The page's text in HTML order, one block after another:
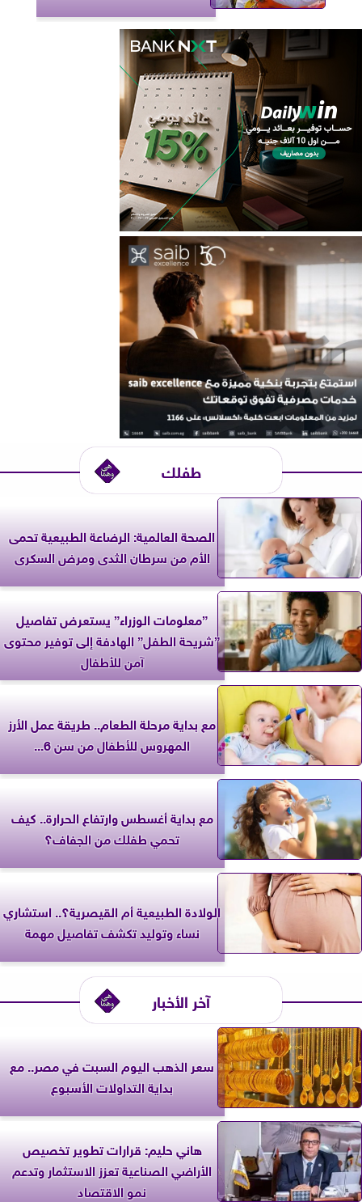
طفلك
الصحة العالمية: الرضاعة الطبيعية تحمى
الأم من سرطان الثدى ومرض السكرى
”معلومات الوزراء” يستعرض تفاصيل
”شريحة الطفل” الهادفة إلى توفير محتوى
آمن للأطفال
مع بداية مرحلة الطعام.. طريقة عمل الأرز
المهروس للأطفال من سن 6...
مع بداية أغسطس وارتفاع الحرارة.. كيف
تحمي طفلك من الجفاف؟
الولادة الطبيعية أم القيصرية؟.. استشاري
نساء وتوليد تكشف تفاصيل مهمة
آخر الأخبار
سعر الذهب اليوم السبت في مصر.. مع
بداية التداولات الأسبوع
هاني حليم: قرارات تطوير تخصيص
الأراضي الصناعية تعزز الاستثمار وتدعم
نمو الاقتصاد